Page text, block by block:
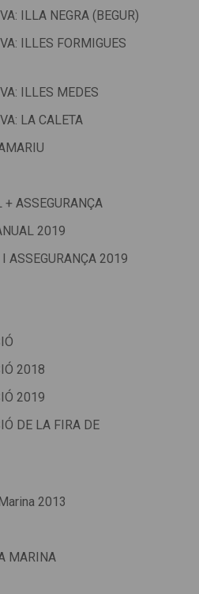
ILLA NEGRA (BEGUR)
ILLES FORMIGUES
ILLES MEDES
LA CALETA
+ ASSEGURANÇA
2019
ASSEGURANÇA 2019
2018
2019
DE LA FIRA DE
2013
MARINA